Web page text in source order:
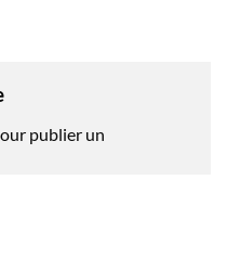
publier un